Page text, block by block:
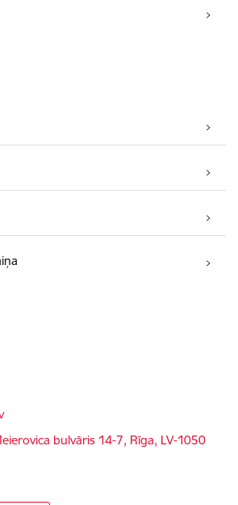
bulvāris 14-7, Rīga, LV-1050